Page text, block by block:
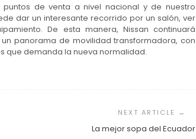
de venta a nivel nacional y de nuestro
dar un interesante recorrido por un salón, ver
De esta manera, Nissan continuará
panorama de movilidad transformadora, con
que demanda la nueva normalidad.
La mejor sopa del Ecuador